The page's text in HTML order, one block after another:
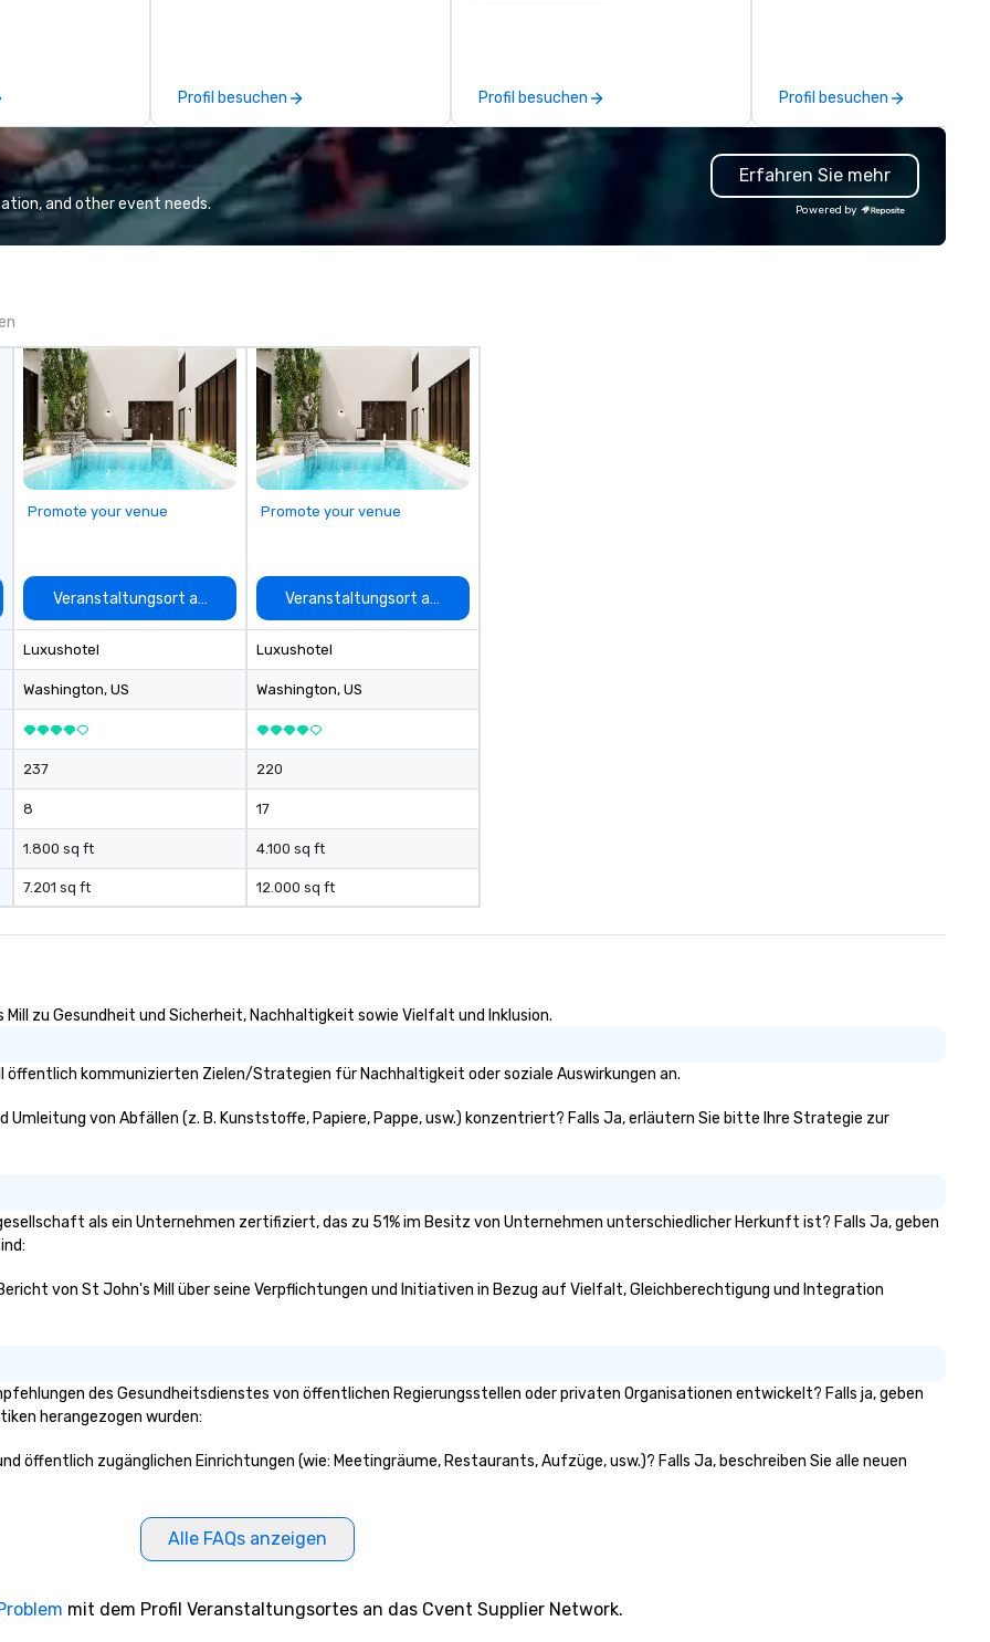
events, whether be virtual, hybrid
or In-person so that they can
drive revenue, increase retention,
build brand recognition, and
motivate their teams. Here is a
snapshot of one of our latest
virtual events. As a forward-
Today, we are more than ever
committed to deliver positive
lasting brand experiences that
foster results. And we do so by
bringing the VIBE of your business
to life.
Profil besuchen
offers inspiration, organization
and collaboration. Our clients span
a wide range of industries,
including finance, real estate,
entertainment, retail, sports, and
we operate as an extension of our
Profil besuchen
communication, disability
inclusion, healthcare
entertainment, and
experience.
Profil besuchen
and other event needs.
Erfahren Sie mehr
Powered by
Promote your venue
Veranstaltungsort auswählen
Luxushotel
Washington, US
237
8
1.800 sq ft
7.201 sq ft
Promote your venue
Veranstaltungsort auswählen
Luxushotel
Washington, US
220
17
4.100 sq ft
12.000 sq ft
zu Gesundheit und Sicherheit, Nachhaltigkeit sowie Vielfalt und Inklusion.
öffentlich kommunizierten Zielen/Strategien für Nachhaltigkeit oder soziale Auswirkungen an.
Umleitung von Abfällen (z. B. Kunststoffe, Papiere, Pappe, usw.) konzentriert? Falls Ja, erläutern Sie bitte Ihre Strategie zur
als ein Unternehmen zertifiziert, das zu 51% im Besitz von Unternehmen unterschiedlicher Herkunft ist? Falls Ja, geben
von St John's Mill über seine Verpflichtungen und Initiativen in Bezug auf Vielfalt, Gleichberechtigung und Integration
des Gesundheitsdienstes von öffentlichen Regierungsstellen oder privaten Organisationen entwickelt? Falls ja, geben
herangezogen wurden:
öffentlich zugänglichen Einrichtungen (wie: Meetingräume, Restaurants, Aufzüge, usw.)? Falls Ja, beschreiben Sie alle neuen
Alle FAQs anzeigen
mit dem Profil Veranstaltungsortes an das Cvent Supplier Network.